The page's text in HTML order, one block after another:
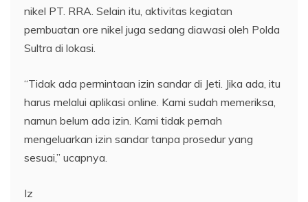
nikel PT. RRA. Selain itu, aktivitas kegiatan
pembuatan ore nikel juga sedang diawasi oleh Polda
Sultra di lokasi.
“Tidak ada permintaan izin sandar di Jeti. Jika ada, itu
harus melalui aplikasi online. Kami sudah memeriksa,
namun belum ada izin. Kami tidak pernah
mengeluarkan izin sandar tanpa prosedur yang
sesuai,” ucapnya.
Iz